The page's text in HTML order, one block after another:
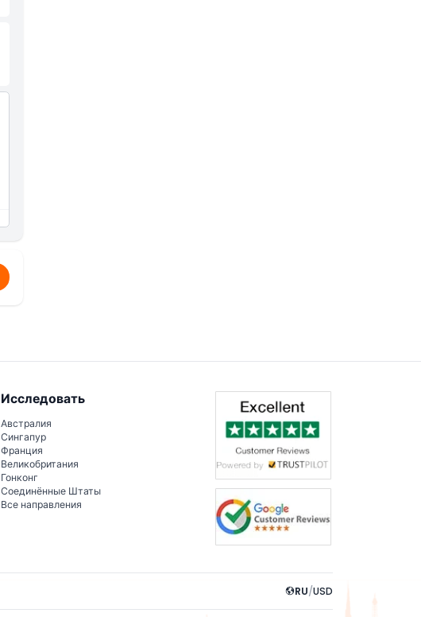
Исследовать
Австралия
Сингапур
Франция
Великобритания
Гонконг
Соединённые Штаты
Все направления
RU/USD